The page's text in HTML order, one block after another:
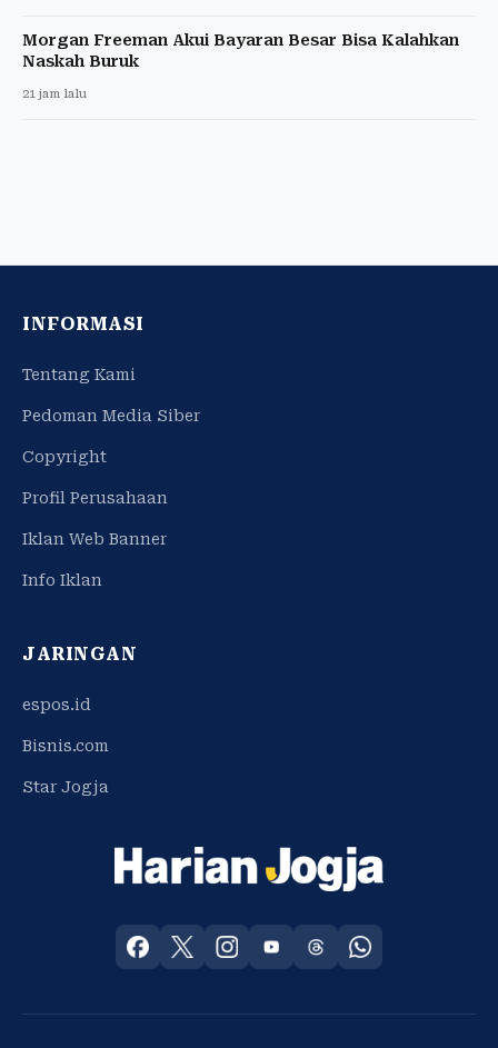
Morgan Freeman Akui Bayaran Besar Bisa Kalahkan
Naskah Buruk
21 jam lalu
INFORMASI
Tentang Kami
Pedoman Media Siber
Copyright
Profil Perusahaan
Iklan Web Banner
Info Iklan
JARINGAN
espos.id
Bisnis.com
Star Jogja